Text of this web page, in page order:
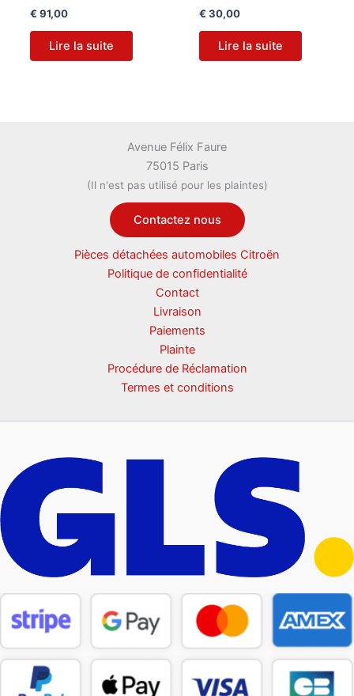
€ 91,00
Lire la suite
€ 30,00
Lire la suite
Avenue Félix Faure
75015 Paris
(Il n'est pas utilisé pour les plaintes)
Contactez nous
Pièces détachées automobiles Citroën
Politique de confidentialité
Contact
Livraison
Paiements
Plainte
Procédure de Réclamation
Termes et conditions